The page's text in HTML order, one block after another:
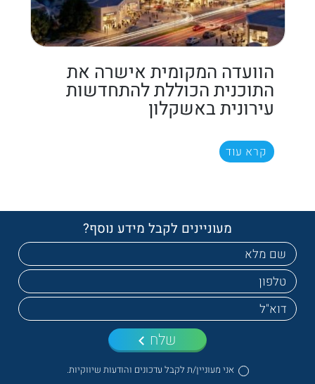
הוועדה המקומית אישרה את
התוכנית הכוללת להתחדשות
עירונית באשקלון
קרא עוד
מעוניינים לקבל מידע נוסף?
אני מעוניין/ת לקבל עדכונים והודעות שיווקיות.
שלח